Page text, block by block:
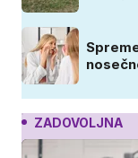
ZADOVOLJNA